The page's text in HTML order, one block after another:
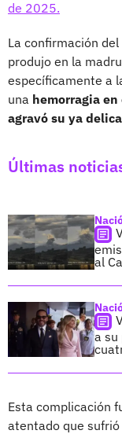
de 2025.
La confirmación
produjo en la
específicamente a
una hemorragia
agravó su ya
Últimas
al
a su
Esta complicación
atentado que